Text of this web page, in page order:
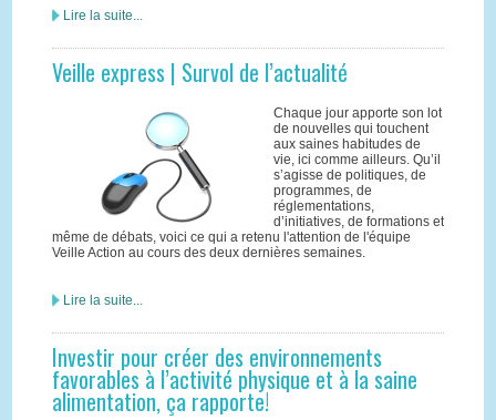
Lire la suite...
Veille express | Survol de l’actualité
Chaque jour apporte son lot
de nouvelles qui touchent
aux saines habitudes de
vie, ici comme ailleurs. Qu’il
s’agisse de politiques, de
programmes, de
réglementations,
d’initiatives, de formations et
même de débats, voici ce qui a retenu l'attention de l'équipe
Veille Action au cours des deux dernières semaines.
Lire la suite...
Investir pour créer des environnements
favorables à l’activité physique et à la saine
alimentation, ça rapporte!